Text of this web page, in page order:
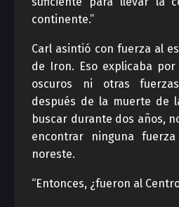
continente.”
Carl asintió con fuerza al
de Iron. Eso explicaba
oscuros ni otras
después de la muerte de
buscar durante dos años,
encontrar ninguna
noreste.
“Entonces, ¿fueron al